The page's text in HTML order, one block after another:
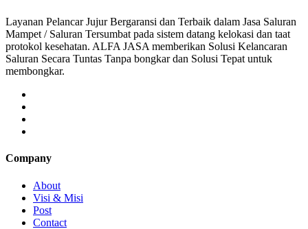
Layanan Pelancar Jujur Bergaransi dan Terbaik dalam Jasa Saluran
Mampet / Saluran Tersumbat pada sistem datang kelokasi dan taat
protokol kesehatan. ALFA JASA memberikan Solusi Kelancaran
Saluran Secara Tuntas Tanpa bongkar dan Solusi Tepat untuk
membongkar.
Company
About
Visi & Misi
Post
Contact